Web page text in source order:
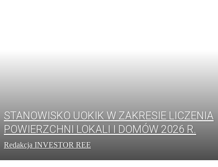
STANOWISKO UOKIK W ZAKRESIE LICZENIA
POWIERZCHNI LOKALI I DOMÓW 2026 R.
Redakcja INVESTOR REE